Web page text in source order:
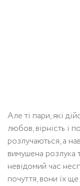
Але ті пари, які
любов, вірність і
розлучаються, а
вимушена розлука
невідомий час
почуття, вони їх